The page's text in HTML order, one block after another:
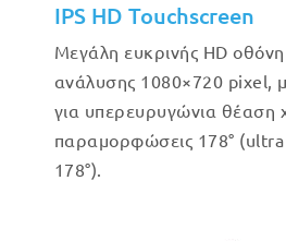
IPS HD Touchscreen
Μεγάλη ευκρινής HD
ανάλυσης 1080×720 pixel,
για υπερευρυγώνια θέαση
παραμορφώσεις 178°
178°).